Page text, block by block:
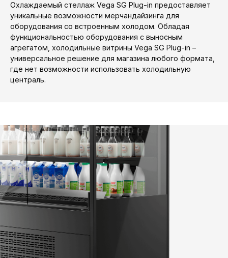
Охлаждаемый стеллаж Vega SG Plug-in предоставляет
уникальные возможности мерчандайзинга для
оборудования со встроенным холодом. Обладая
функциональностью оборудования с выносным
агрегатом, холодильные витрины Vega SG Plug-in –
универсальное решение для магазина любого формата,
где нет возможности использовать холодильную
централь.